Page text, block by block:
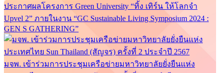
ประกาศผลโครงการ Green University “ทิ้ง เทิร์น ให้โลกจำ
Upvel 2” ภายในงาน “GC Sustainable Living Symposium 2024 :
GEN S GATHERING”
มจพ. เข้าร่วมการประชุมเครือข่ายมหาวิทยาลัยยั่งยืนแห่ง